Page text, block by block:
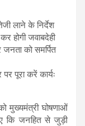
लाने के निर्देश
होगी जवाबदेही
जनता को समर्पित
पूरा करें कार्यः
मुख्यमंत्री घोषणाओं
कि जनहित से जुड़ी